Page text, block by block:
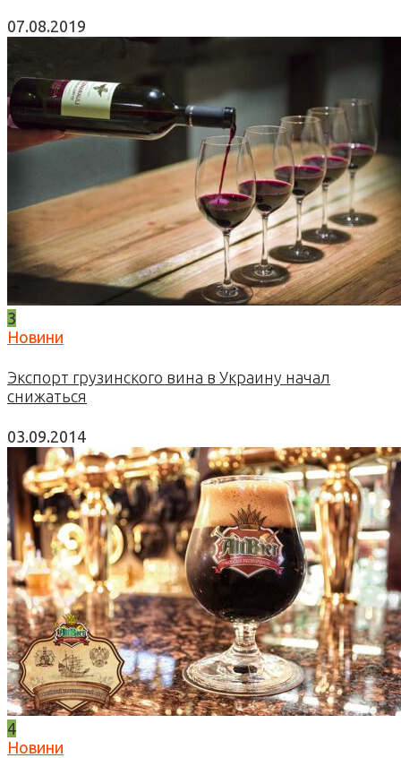
07.08.2019
3
Новини
Экспорт грузинского вина в Украину начал
снижаться
03.09.2014
4
Новини